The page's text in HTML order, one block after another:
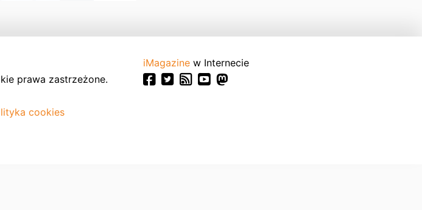
prawa zastrzeżone.
cookies
iMagazine w Internecie